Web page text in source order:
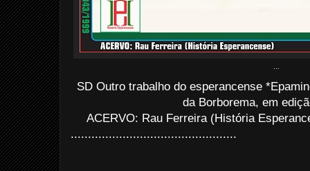
SD Outro trabalho do esperancense
da Borborema, em
ACERVO: Rau Ferreira (História
................................................